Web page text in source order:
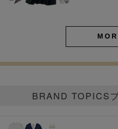
BRAND TOPICS